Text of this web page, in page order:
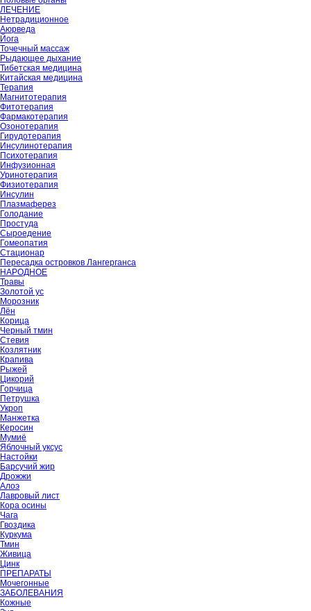
ЛЕЧЕНИЕ
Нетрадиционное
Аюрведа
Йога
Точечный массаж
Рыдающее дыхание
Тибетская медицина
Китайская медицина
Терапия
Магнитотерапия
Фитотерапия
Фармакотерапия
Озонотерапия
Гирудотерапия
Инсулинотерапия
Психотерапия
Инфузионная
Уринотерапия
Физиотерапия
Инсулин
Плазмаферез
Голодание
Простуда
Сыроедение
Гомеопатия
Стационар
Пересадка островков Лангерганса
НАРОДНОЕ
Травы
Золотой ус
Морозник
Лён
Корица
Черный тмин
Стевия
Козлятник
Крапива
Рыжей
Цикорий
Горчица
Петрушка
Укроп
Манжетка
Керосин
Мумиё
Яблочный уксус
Настойки
Барсучий жир
Дрожжи
Алоэ
Лавровый лист
Кора осины
Чага
Гвоздика
Куркума
Тмин
Живица
Цинк
ПРЕПАРАТЫ
Мочегонные
ЗАБОЛЕВАНИЯ
Кожные